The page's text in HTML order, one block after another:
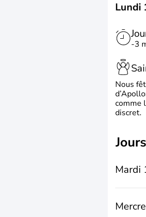
Lundi
-3
Nous
comme
discret.
Mardi